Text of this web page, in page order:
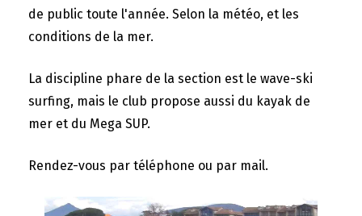
de public toute l'année. Selon la météo, et les
conditions de la mer.
La discipline phare de la section est le wave-ski
surfing, mais le club propose aussi du kayak de
mer et du Mega SUP.
Rendez-vous par téléphone ou par mail.